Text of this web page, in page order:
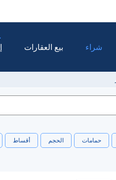
حمامات الحجم أقساط
شراء بيع العقارات